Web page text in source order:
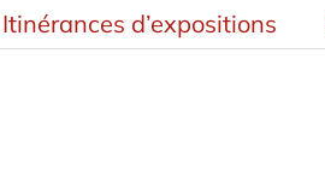
Itinérances d’expositions